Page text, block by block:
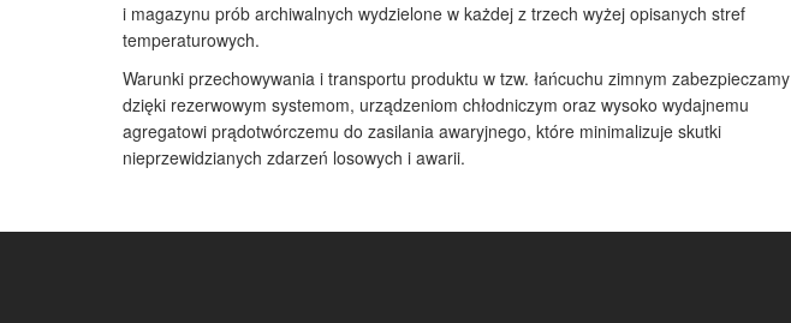
i magazynu prób archiwalnych wydzielone w każdej z trzech wyżej opisanych stref
temperaturowych.
Warunki przechowywania i transportu produktu w tzw. łańcuchu zimnym zabezpieczamy
dzięki rezerwowym systemom, urządzeniom chłodniczym oraz wysoko wydajnemu
agregatowi prądotwórczemu do zasilania awaryjnego, które minimalizuje skutki
nieprzewidzianych zdarzeń losowych i awarii.